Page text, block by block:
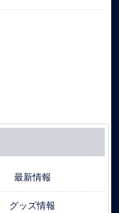
最新情報
グッズ情報